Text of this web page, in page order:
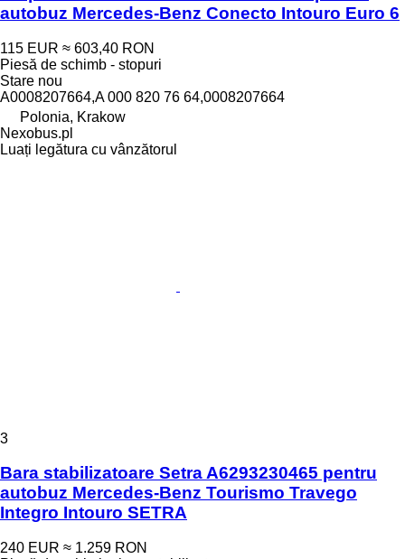
autobuz Mercedes-Benz Conecto Intouro Euro 6
115 EUR ≈ 603,40 RON
Piesă de schimb - stopuri
Stare nou
A0008207664,A 000 820 76 64,0008207664
Polonia, Krakow
Nexobus.pl
Luați legătura cu vânzătorul
3
Bara stabilizatoare Setra A6293230465 pentru
autobuz Mercedes-Benz Tourismo Travego
Integro Intouro SETRA
240 EUR ≈ 1.259 RON